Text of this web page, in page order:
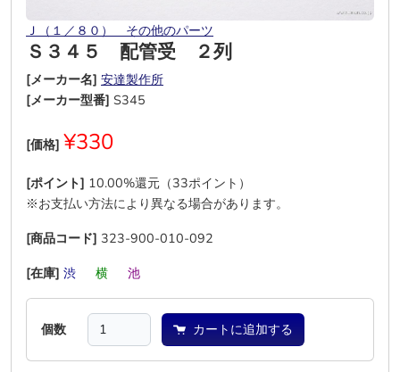
Ｊ（１／８０） その他のパーツ
Ｓ３４５ 配管受 ２列
[メーカー名] 安達製作所
[メーカー型番] S345
[価格] ¥330
[ポイント] 10.00%還元（33ポイント）
※お支払い方法により異なる場合があります。
[商品コード] 323-900-010-092
[在庫] 渋 横 池
個数 カートに追加する